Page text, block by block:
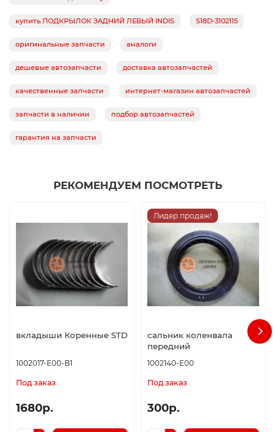
купить ПОДКРЫЛОК ЗАДНИЙ ЛЕВЫЙ INDIS S18D-3102115
оригинальные запчасти аналоги
дешевые автозапчасти доставка автозапчастей
качественные запчасти интернет-магазин автозапчастей
запчасти в наличии подбор автозапчастей
гарантия на запчасти
РЕКОМЕНДУЕМ ПОСМОТРЕТЬ
вкладыши Коренные STD
1002017-E00-B1
Под заказ
1680р.
Лидер продаж!
сальник коленвала
передний
1002140-E00
Под заказ
300р.